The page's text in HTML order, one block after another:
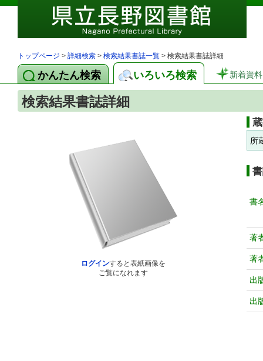
トップページ > 詳細検索 > 検索結果書誌一覧 > 検索結果書誌詳細
かんたん検索 いろいろ検索 新着資料
検索結果書誌詳細
ログインすると表紙画像を
ご覧になれます
所
書
著
著
出
出